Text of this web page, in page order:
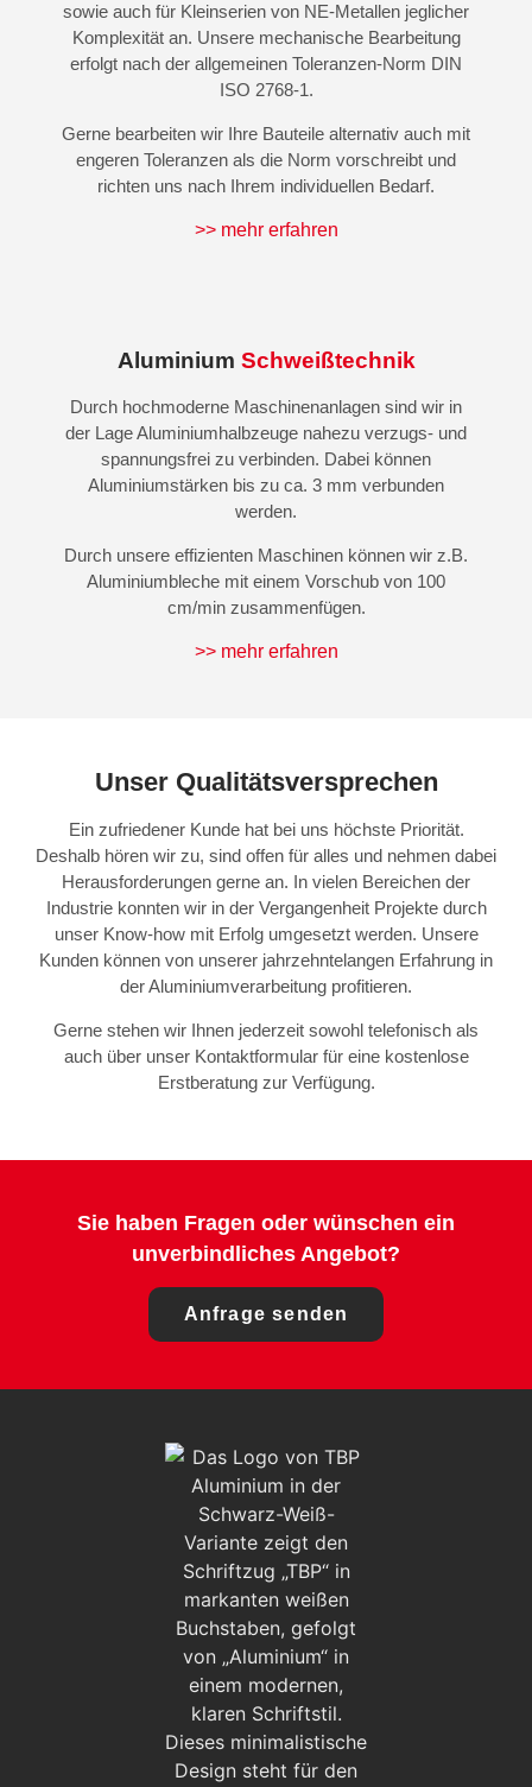
sowie auch für Kleinserien von NE-Metallen jeglicher
Komplexität an. Unsere mechanische Bearbeitung
erfolgt nach der allgemeinen Toleranzen-Norm DIN
ISO 2768-1.
Gerne bearbeiten wir Ihre Bauteile alternativ auch mit
engeren Toleranzen als die Norm vorschreibt und
richten uns nach Ihrem individuellen Bedarf.
>> mehr erfahren
Aluminium Schweißtechnik
Durch hochmoderne Maschinenanlagen sind wir in
der Lage Aluminiumhalbzeuge nahezu verzugs- und
spannungsfrei zu verbinden. Dabei können
Aluminiumstärken bis zu ca. 3 mm verbunden
werden.
Durch unsere effizienten Maschinen können wir z.B.
Aluminiumbleche mit einem Vorschub von 100
cm/min zusammenfügen.
>> mehr erfahren
Unser Qualitätsversprechen
Ein zufriedener Kunde hat bei uns höchste Priorität.
Deshalb hören wir zu, sind offen für alles und nehmen dabei
Herausforderungen gerne an. In vielen Bereichen der
Industrie konnten wir in der Vergangenheit Projekte durch
unser Know-how mit Erfolg umgesetzt werden. Unsere
Kunden können von unserer jahrzehntelangen Erfahrung in
der Aluminiumverarbeitung profitieren.
Gerne stehen wir Ihnen jederzeit sowohl telefonisch als
auch über unser Kontaktformular für eine kostenlose
Erstberatung zur Verfügung.
Sie haben Fragen oder wünschen ein
unverbindliches Angebot?
Anfrage senden